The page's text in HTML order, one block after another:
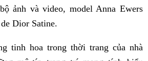
ảnh và video, model Anna Ewers
Dior Satine.
tinh hoa trong thời trang của nhà